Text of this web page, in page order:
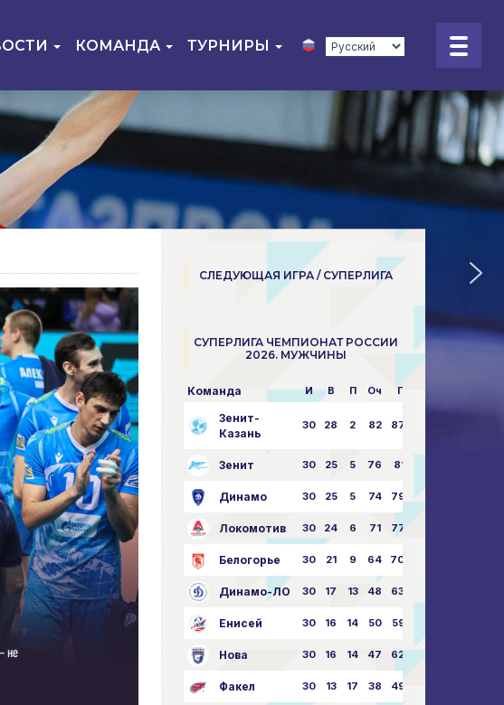
КОМАНДА ТУРНИРЫ
СЛЕДУЮЩАЯ ИГРА / СУПЕРЛИГА
СУПЕРЛИГА ЧЕМПИОНАТ РОССИИ
2026. МУЖЧИНЫ
Команда И В П Оч Пар
Зенит-
Казань
30 28 2 82 87:24
Зенит 30 25 5 76 81:21
Динамо 30 25 5 74 79:26
Локомотив 30 24 6 71 77:33
Белогорье 30 21 9 64 70:40
Динамо-ЛО 30 17 13 48 63:57
Енисей 30 16 14 50 59:53
Нова 30 16 14 47 62:58
Факел 30 13 17 38 49:62